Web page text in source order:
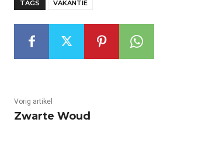
TAGS VAKANTIE
Vorig artikel
Zwarte Woud